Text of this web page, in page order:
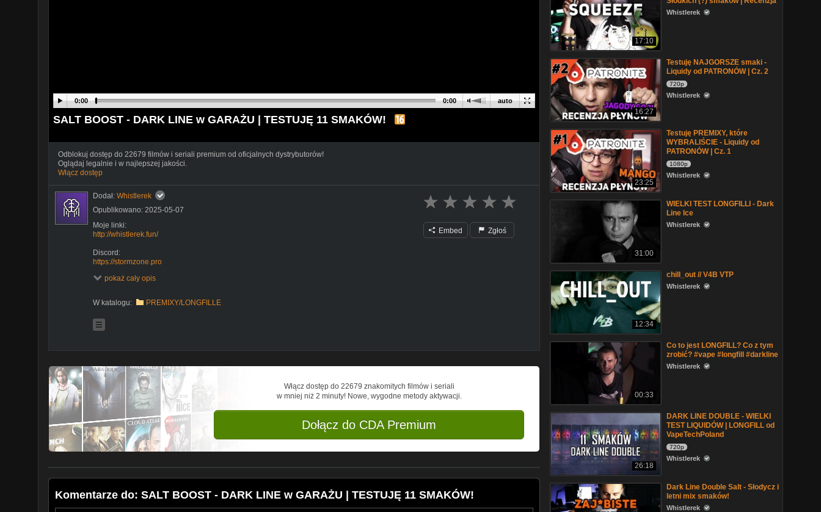
auto
0:00 0:00
SALT BOOST - DARK LINE w GARAŻU | TESTUJĘ 11 SMAKÓW!
Odblokuj dostęp do 22679 filmów i seriali premium od oficjalnych dystrybutorów!
Oglądaj legalnie i w najlepszej jakości.
Włącz dostęp
Dodał: Whistlerek
Opublikowano: 2025-05-07
Moje linki:
http://whistlerek.fun/
Discord:
https://stormzone.pro
Tipply:
ODRADZAM UŻYWANIE E-PAPIEROSÓW!
Ten materiał ma charakter rozrywkowy i jest kierowany do widzów z całego świata.
Film zawiera moją subiektywną opinię i nie ma na celu promowania korzystania z
oraz mechaniką.
Ukazane produkty są dozwolone w posiadaniu na terenie Unii Europejskiej.
Ostrzeżenie: Ten produkt zawiera nikotynę. Nikotyna jest substancją uzależniającą.
Film dla osób (18+) w Polsce lub (21+) w niektórych krajach.
SOCIAL MEDIA
DISCORD: https://discord.gg/7N2XeBJ
INSTAGRAM:https://www.instagram.com/_whistlerek_/
#darkline #vtp #recenzja
pokaż cały opis
W katalogu: PREMIXY/LONGFILLE
Embed Zgłoś
Włącz dostęp do 22679 znakomitych filmów i seriali
w mniej niż 2 minuty! Nowe, wygodne metody aktywacji.
Dołącz do CDA Premium
Komentarze do: SALT BOOST - DARK LINE w GARAŻU | TESTUJĘ 11 SMAKÓW!
17:10
Whistlerek
16:27
Testuję NAJGORSZE smaki -
Liquidy od PATRONÓW | Cz. 2
720p
Whistlerek
23:25
Testuję PREMIXY, które
WYBRALIŚCIE - Liquidy od
PATRONÓW | Cz. 1
1080p
Whistlerek
31:00
WIELKI TEST LONGFILLI - Dark
Line Ice
Whistlerek
12:34
chill_out // V4B VTP
Whistlerek
00:33
Co to jest LONGFILL? Co z tym
zrobić? #vape #longfill #darkline
Whistlerek
26:18
DARK LINE DOUBLE - WIELKI
TEST LIQUIDÓW | LONGFILL od
VapeTechPoland
720p
Whistlerek
Dark Line Double Salt - Słodycz i
letni mix smaków!
Whistlerek